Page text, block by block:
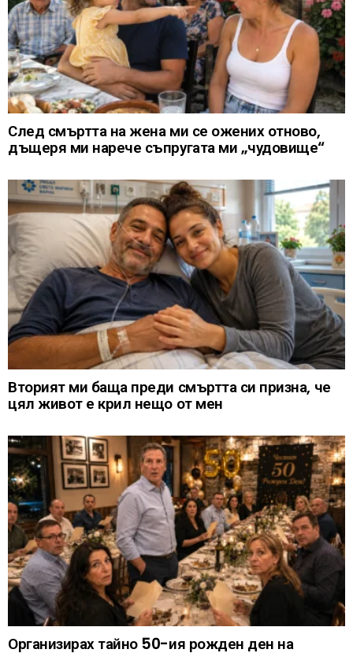
След смъртта на жена ми се ожених отново,
дъщеря ми нарече съпругата ми „чудовище“
Вторият ми баща преди смъртта си призна, че
цял живот е крил нещо от мен
Организирах тайно 50-ия рожден ден на